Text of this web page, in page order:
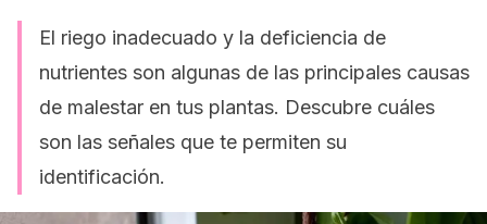
El riego inadecuado y la deficiencia de
nutrientes son algunas de las principales causas
de malestar en tus plantas. Descubre cuáles
son las señales que te permiten su
identificación.